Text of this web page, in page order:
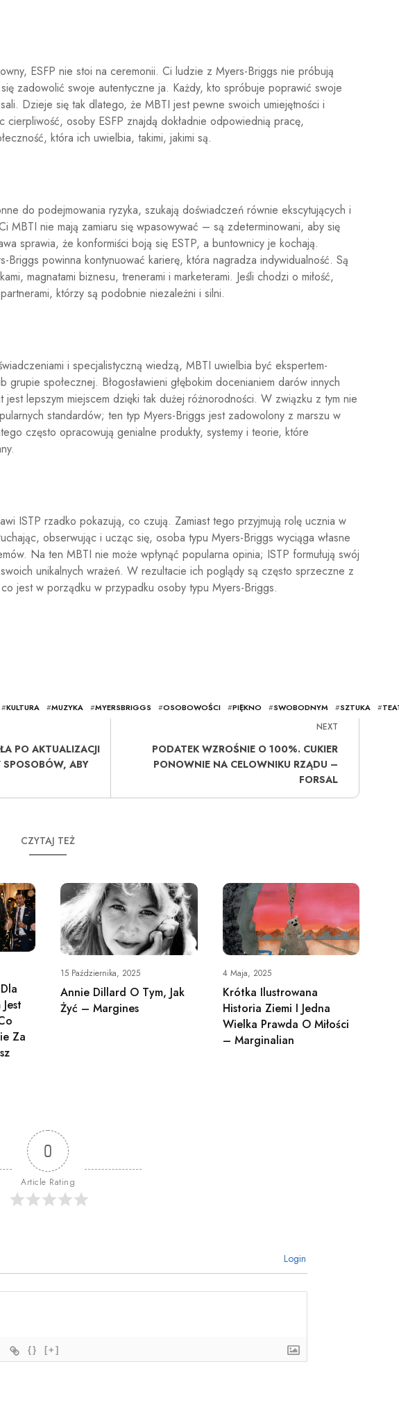
ESFP nie stoi na ceremonii. Ci ludzie z Myers-Briggs nie próbują
zadowolić swoje autentyczne ja. Każdy, kto spróbuje poprawić swoje
Dzieje się tak dlatego, że MBTI jest pewne swoich umiejętności i
cierpliwość, osoby ESFP znajdą dokładnie odpowiednią pracę,
która ich uwielbia, takimi, jakimi są.
do podejmowania ryzyka, szukają doświadczeń równie ekscytujących i
MBTI nie mają zamiaru się wpasowywać – są zdeterminowani, aby się
sprawia, że ​​konformiści boją się ESTP, a buntownicy je kochają.
Briggs powinna kontynuować karierę, która nagradza indywidualność. Są
magnatami biznesu, trenerami i marketerami. Jeśli chodzi o miłość,
którzy są podobnie niezależni i silni.
i specjalistyczną wiedzą, MBTI uwielbia być ekspertem-
grupie społecznej. Błogosławieni głębokim docenianiem darów innych
jest lepszym miejscem dzięki tak dużej różnorodności. W związku z tym nie
standardów; ten typ Myers-Briggs jest zadowolony z marszu w
często opracowują genialne produkty, systemy i teorie, które
ISTP rzadko pokazują, co czują. Zamiast tego przyjmują rolę ucznia w
obserwując i ucząc się, osoba typu Myers-Briggs wyciąga własne
Na ten MBTI nie może wpłynąć popularna opinia; ISTP formułują swój
unikalnych wrażeń. W rezultacie ich poglądy są często sprzeczne z
jest w porządku w przypadku osoby typu Myers-Briggs.
#KULTURA #MUZYKA #MYERSBRIGGS #OSOBOWOŚCI #PIĘKNO #SWOBODNYM #SZTUKA #
PO AKTUALIZACJI
ABY
NEXT
PODATEK WZROŚNIE O 100%. CUKIER
PONOWNIE NA CELOWNIKU RZĄDU –
FORSAL
CZYTAJ TEŻ
Za
15 Października, 2025
Annie Dillard O Tym, Jak
Żyć – Margines
4 Maja, 2025
Krótka Ilustrowana
Historia Ziemi I Jedna
Wielka Prawda O Miłości
– Marginalian
0
Article Rating
Login
{} [+]